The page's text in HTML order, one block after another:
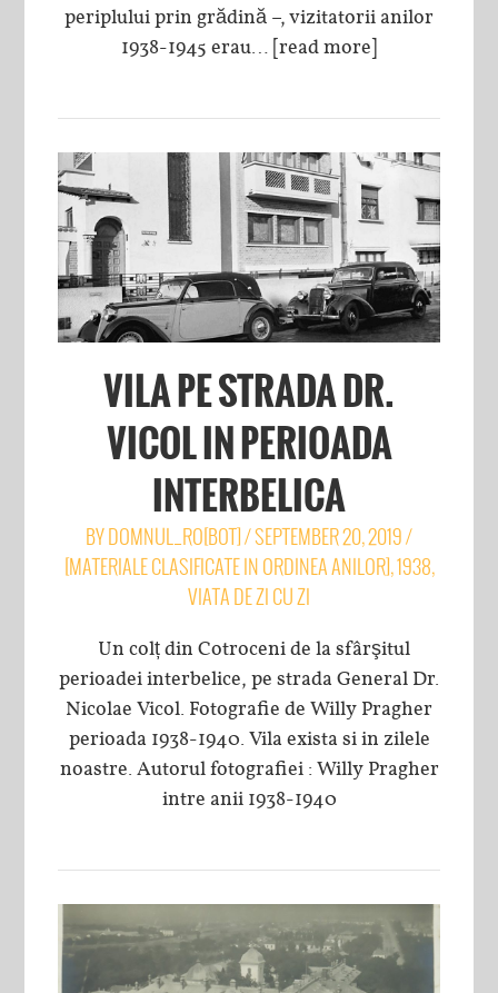
periplului prin grădină –, vizitatorii anilor
1938-1945 erau… [read more]
VILA PE STRADA DR.
VICOL IN PERIOADA
INTERBELICA
BYDOMNUL_RO[BOT]/SEPTEMBER 20, 2019/
[MATERIALE CLASIFICATE IN ORDINEA ANILOR],1938,
VIATA DE ZI CU ZI
Un colț din Cotroceni de la sfârşitul
perioadei interbelice, pe strada General Dr.
Nicolae Vicol. Fotografie de Willy Pragher
perioada 1938-1940. Vila exista si in zilele
noastre. Autorul fotografiei : Willy Pragher
intre anii 1938-1940